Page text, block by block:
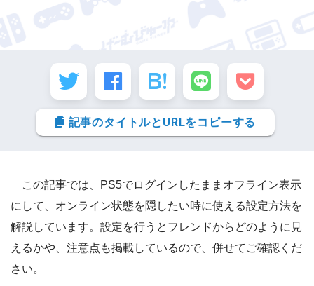
記事のタイトルとURLをコピーする
この記事では、PS5でログインしたままオフライン表示
にして、オンライン状態を隠したい時に使える設定方法を
解説しています。設定を行うとフレンドからどのように見
えるかや、注意点も掲載しているので、併せてご確認くだ
さい。